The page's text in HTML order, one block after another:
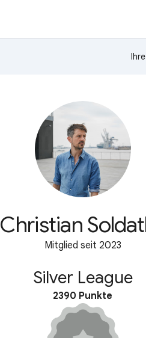
Christian
Mitglied seit 2023
Silver League
2390 Punkte